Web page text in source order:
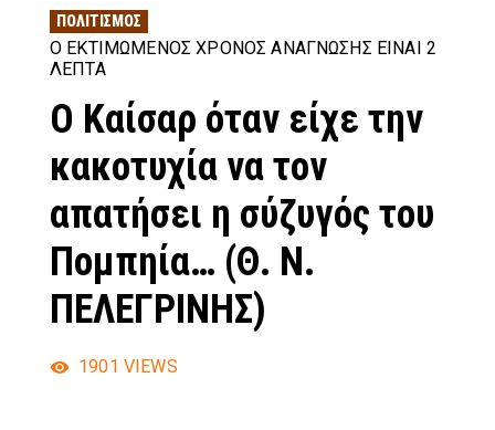
ΠΟΛΙΤΙΣΜΌΣ
Ο ΕΚΤΙΜΏΜΕΝΟΣ ΧΡΌΝΟΣ ΑΝΆΓΝΩΣΗΣ ΕΊΝΑΙ 2
ΛΕΠΤΆ
Ο Καίσαρ όταν είχε την
κακοτυχία να τον
απατήσει η σύζυγός του
Πομπηία… (Θ. Ν.
ΠΕΛΕΓΡΙΝΗΣ)
1901 VIEWS